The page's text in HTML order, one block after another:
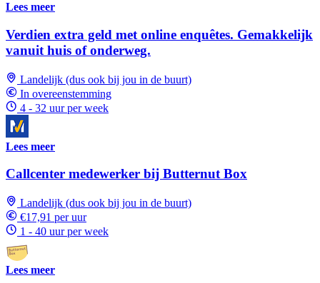
Lees meer
Verdien extra geld met online enquêtes. Gemakkelijk
vanuit huis of onderweg.
Landelijk (dus ook bij jou in de buurt)
In overeenstemming
4 - 32 uur per week
Lees meer
Callcenter medewerker bij Butternut Box
Landelijk (dus ook bij jou in de buurt)
€17,91 per uur
1 - 40 uur per week
Lees meer